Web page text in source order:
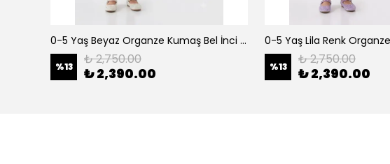
0-5 Yaş Beyaz Organze Kumaş Bel İnci Kemerli Midi Boy Arkası Lastikli Abiye
%13 ₺ 2,750.00
₺ 2,390.00 %13 ₺ 2,750.00
₺ 2,390.00